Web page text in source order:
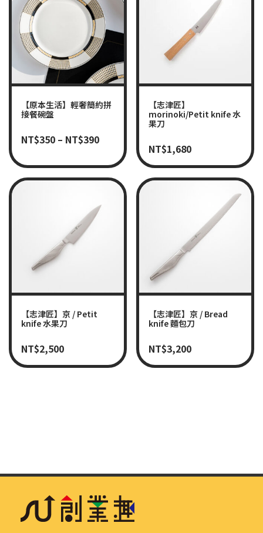
【原本生活】輕奢簡約拼
接餐碗盤
NT$350 – NT$390
【志津匠】
morinoki/Petit knife 水
果刀
NT$1,680
【志津匠】京 / Petit
knife 水果刀
NT$2,500
【志津匠】京 / Bread
knife 麵包刀
NT$3,200